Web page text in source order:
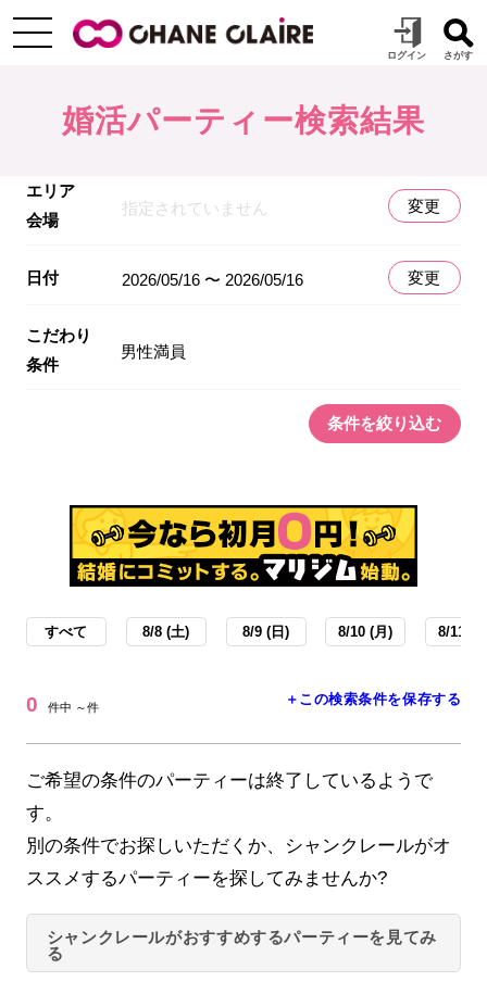
婚活パーティー検索結果
エリア
会場
指定されていません 変更
日付 2026/05/16 〜 2026/05/16 変更
こだわり
条件
男性満員
条件を絞り込む
すべて 8/8 (土) 8/9 (日) 8/10 (月) 8/11 (
0 件中 ～件 ＋この検索条件を保存する
ご希望の条件のパーティーは終了しているようで
す。
別の条件でお探しいただくか、シャンクレールがオ
ススメするパーティーを探してみませんか?
シャンクレールがおすすめするパーティーを見てみ
る